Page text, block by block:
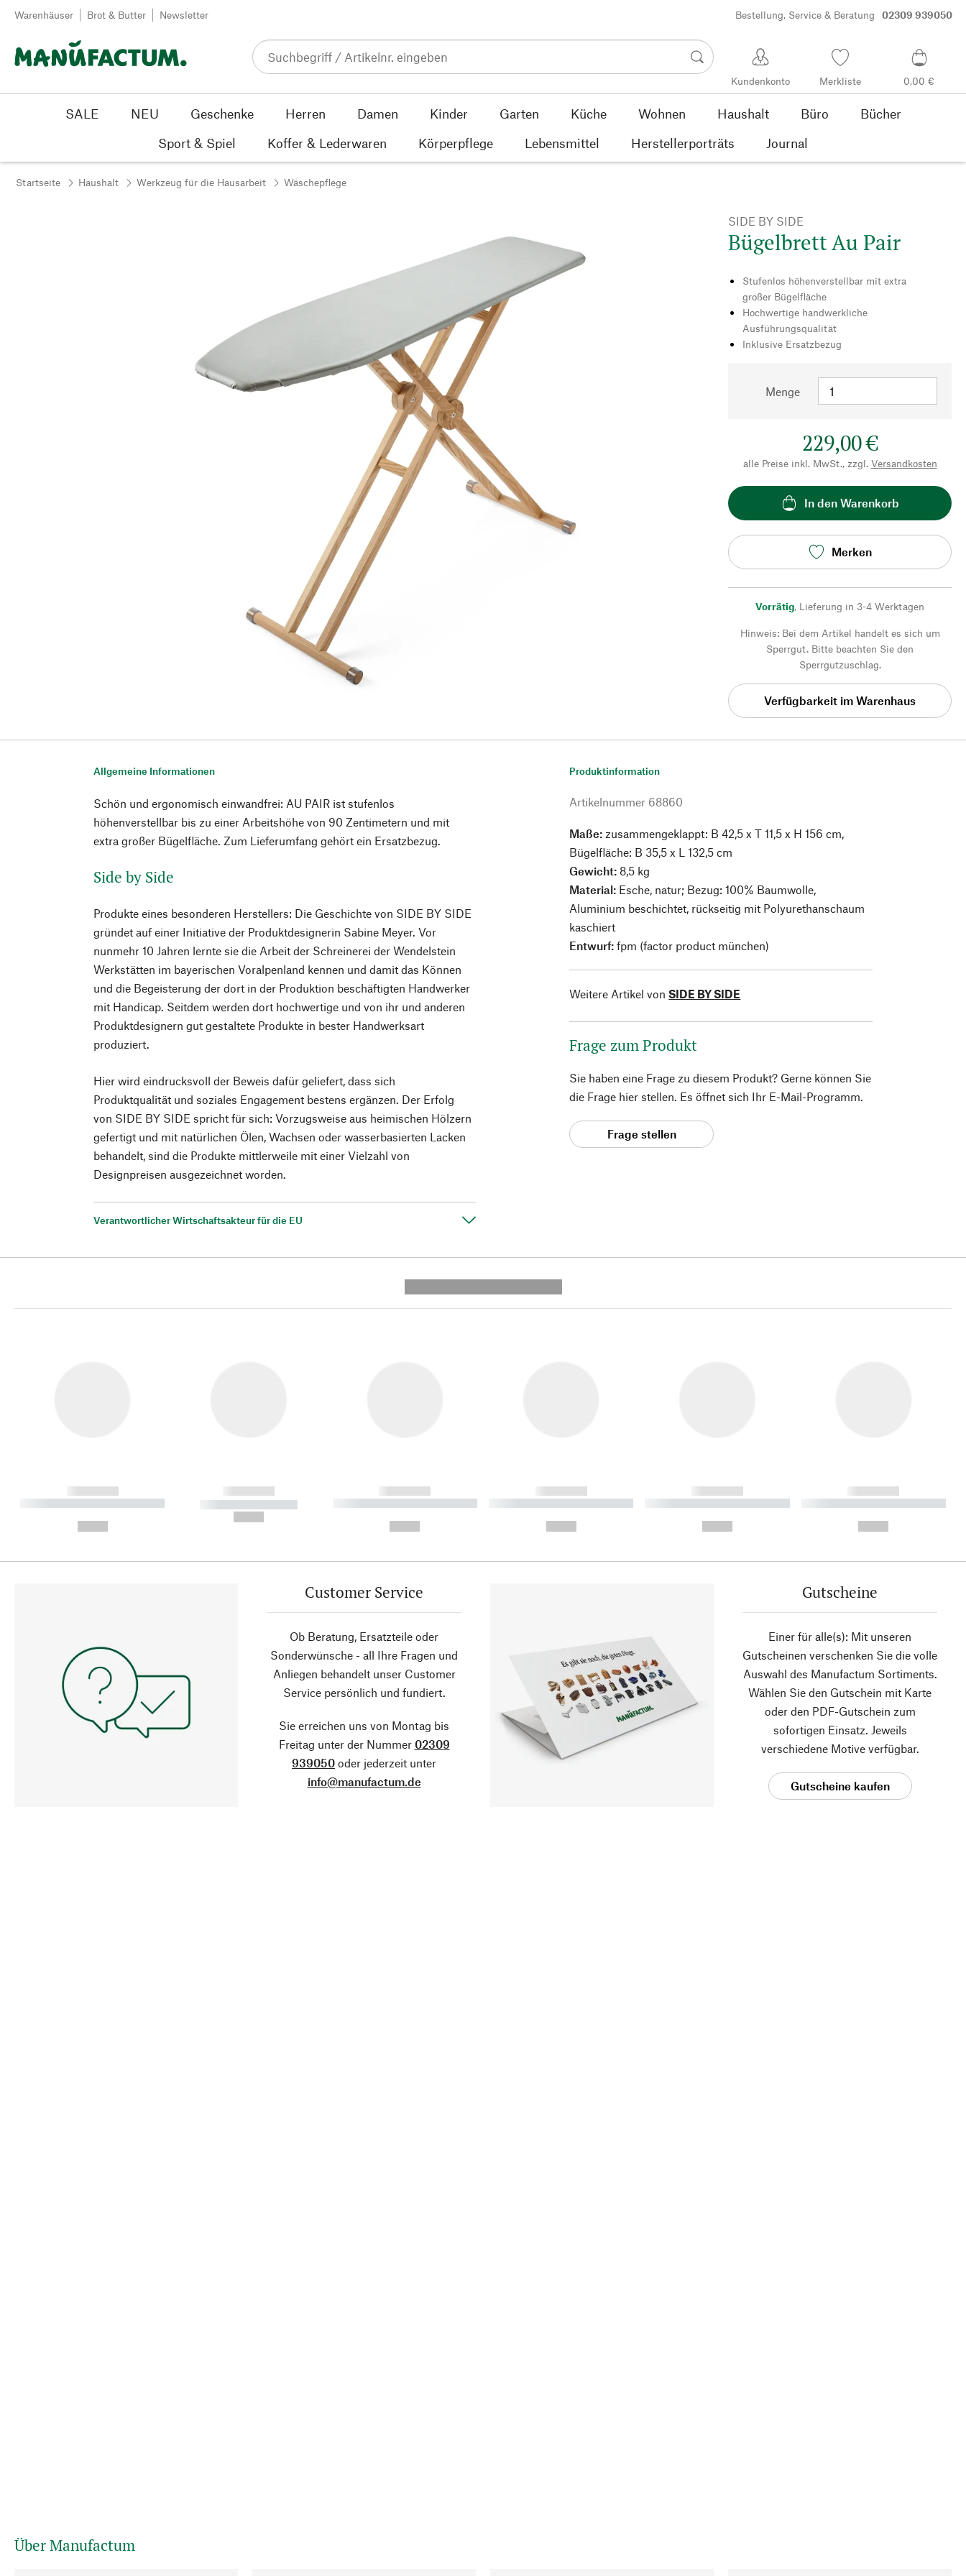
Zum Inhalt springen
Warenhäuser Brot & Butter Newsletter Bestellung, Service & Beratung 02309 939050
Kundenkonto Merkliste 0,00 €
SALE NEU Geschenke Herren Damen Kinder Garten Küche Wohnen Haushalt Büro
Bücher
Sport & Spiel
Koffer & Lederwaren Körperpflege Lebensmittel Herstellerporträts Journal
Startseite Haushalt Werkzeug für die Hausarbeit Wäschepflege
SIDE BY SIDE
Bügelbrett Au Pair
Stufenlos höhenverstellbar mit extra
großer Bügelfläche
Hochwertige handwerkliche
Ausführungsqualität
Inklusive Ersatzbezug
Menge
229,00 €
alle Preise inkl. MwSt., zzgl. Versandkosten
In den Warenkorb
Merken
Vorrätig, Lieferung in 3-4 Werktagen
Hinweis: Bei dem Artikel handelt es sich um
Sperrgut. Bitte beachten Sie den
Sperrgutzuschlag.
Verfügbarkeit im Warenhaus
Allgemeine Informationen
Schön und ergonomisch einwandfrei: AU PAIR ist stufenlos
höhenverstellbar bis zu einer Arbeitshöhe von 90 Zentimetern und mit
extra großer Bügelfläche. Zum Lieferumfang gehört ein Ersatzbezug.
Side by Side
Produkte eines besonderen Herstellers: Die Geschichte von SIDE BY SIDE
gründet auf einer Initiative der Produktdesignerin Sabine Meyer. Vor
nunmehr 10 Jahren lernte sie die Arbeit der Schreinerei der Wendelstein
Werkstätten im bayerischen Voralpenland kennen und damit das Können
und die Begeisterung der dort in der Produktion beschäftigten Handwerker
mit Handicap. Seitdem werden dort hochwertige und von ihr und anderen
Produktdesignern gut gestaltete Produkte in bester Handwerksart
produziert.
Hier wird eindrucksvoll der Beweis dafür geliefert, dass sich
Produktqualität und soziales Engagement bestens ergänzen. Der Erfolg
von SIDE BY SIDE spricht für sich: Vorzugsweise aus heimischen Hölzern
gefertigt und mit natürlichen Ölen, Wachsen oder wasserbasierten Lacken
behandelt, sind die Produkte mittlerweile mit einer Vielzahl von
Designpreisen ausgezeichnet worden.
Verantwortlicher Wirtschaftsakteur für die EU
Produktinformation
Artikelnummer 68860
Maße: zusammengeklappt: B 42,5 x T 11,5 x H 156 cm,
Bügelfläche: B 35,5 x L 132,5 cm
Gewicht: 8,5 kg
Material: Esche, natur; Bezug: 100% Baumwolle,
Aluminium beschichtet, rückseitig mit Polyurethanschaum
kaschiert
Entwurf: fpm (factor product münchen)
Weitere Artikel von SIDE BY SIDE
Frage zum Produkt
Sie haben eine Frage zu diesem Produkt? Gerne können Sie
die Frage hier stellen. Es öffnet sich Ihr E-Mail-Programm.
Frage stellen
------------
----------- ----------- ----------
------------
----------- -----------
------------
----------- ----------- ----------
------------
----------- ----------- ----------
------------
----------- ----------- ----------
------------
----------- ----------- ----------
Customer Service
Ob Beratung, Ersatzteile oder
Sonderwünsche - all Ihre Fragen und
Anliegen behandelt unser Customer
Service persönlich und fundiert.
Sie erreichen uns von Montag bis
Freitag unter der Nummer 02309
939050 oder jederzeit unter
info@manufactum.de
Gutscheine
Einer für alle(s): Mit unseren
Gutscheinen verschenken Sie die volle
Auswahl des Manufactum Sortiments.
Wählen Sie den Gutschein mit Karte
oder den PDF-Gutschein zum
sofortigen Einsatz. Jeweils
verschiedene Motive verfügbar.
Gutscheine kaufen
Über Manufactum